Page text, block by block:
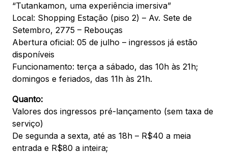
“Tutankamon, uma experiência imersiva”
Local: Shopping Estação (piso 2) – Av. Sete de
Setembro, 2775 – Rebouças
Abertura oficial: 05 de julho – ingressos já estão
disponíveis
Funcionamento: terça a sábado, das 10h às 21h;
domingos e feriados, das 11h às 21h.
Quanto:
Valores dos ingressos pré-lançamento (sem taxa de
serviço)
De segunda a sexta, até as 18h – R$40 a meia
entrada e R$80 a inteira;